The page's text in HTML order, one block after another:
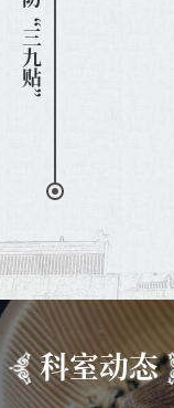
科室动态